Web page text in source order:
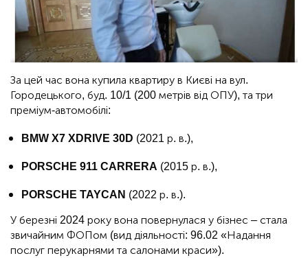
За цей час вона купила квартиру в Києві на вул.
Городецького, буд. 10/1 (200 метрів від ОПУ), та три
преміум-автомобілі:
BMW X7 XDRIVE 30D (2021 р. в.),
PORSCHE 911 CARRERA (2015 р. в.),
PORSCHE TAYCAN (2022 р. в.).
У березні 2024 року вона повернулася у бізнес – стала
звичайним ФОПом (вид діяльності: 96.02 «Надання
послуг перукарнями та салонами краси»).